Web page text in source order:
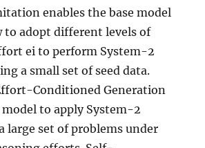
enables the base model
to adopt different levels of
ei to perform System-2
a small set of seed data.
Conditioned Generation
to apply System-2
large set of problems under